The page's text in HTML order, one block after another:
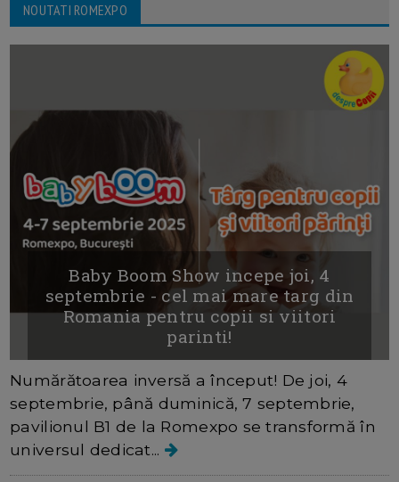
NOUTATI ROMEXPO
Baby Boom Show incepe joi, 4
septembrie - cel mai mare targ din
Romania pentru copii si viitori
parinti!
Numărătoarea inversă a început! De joi, 4
septembrie, până duminică, 7 septembrie,
pavilionul B1 de la Romexpo se transformă în
universul dedicat...